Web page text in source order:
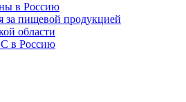
в Россию
за пищевой продукцией
области
в Россию